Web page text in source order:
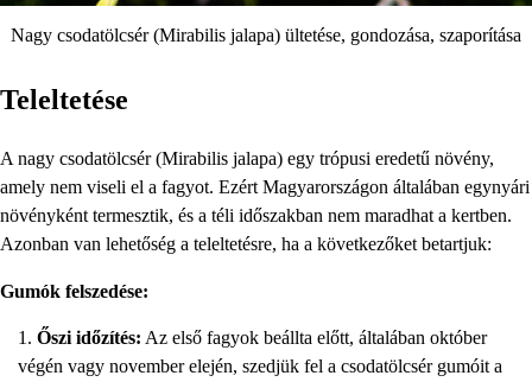
Nagy csodatölcsér (Mirabilis jalapa) ültetése, gondozása, szaporítása
Teleltetése
A nagy csodatölcsér (Mirabilis jalapa) egy trópusi eredetű növény,
amely nem viseli el a fagyot. Ezért Magyarországon általában egynyári
növényként termesztik, és a téli időszakban nem maradhat a kertben.
Azonban van lehetőség a teleltetésre, ha a következőket betartjuk:
Gumók felszedése:
Őszi időzítés: Az első fagyok beállta előtt, általában október
végén vagy november elején, szedjük fel a csodatölcsér gumóit a